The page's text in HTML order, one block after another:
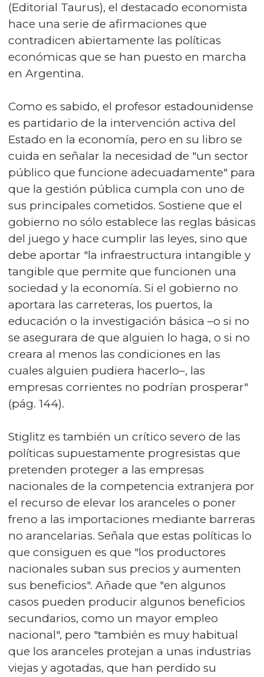
(Editorial Taurus), el destacado economista
hace una serie de afirmaciones que
contradicen abiertamente las políticas
económicas que se han puesto en marcha
en Argentina.
Como es sabido, el profesor estadounidense
es partidario de la intervención activa del
Estado en la economía, pero en su libro se
cuida en señalar la necesidad de "un sector
público que funcione adecuadamente" para
que la gestión pública cumpla con uno de
sus principales cometidos. Sostiene que el
gobierno no sólo establece las reglas básicas
del juego y hace cumplir las leyes, sino que
debe aportar "la infraestructura intangible y
tangible que permite que funcionen una
sociedad y la economía. Si el gobierno no
aportara las carreteras, los puertos, la
educación o la investigación básica –o si no
se asegurara de que alguien lo haga, o si no
creara al menos las condiciones en las
cuales alguien pudiera hacerlo–, las
empresas corrientes no podrían prosperar"
(pág. 144).
Stiglitz es también un crítico severo de las
políticas supuestamente progresistas que
pretenden proteger a las empresas
nacionales de la competencia extranjera por
el recurso de elevar los aranceles o poner
freno a las importaciones mediante barreras
no arancelarias. Señala que estas políticas lo
que consiguen es que "los productores
nacionales suban sus precios y aumenten
sus beneficios". Añade que "en algunos
casos pueden producir algunos beneficios
secundarios, como un mayor empleo
nacional", pero "también es muy habitual
que los aranceles protejan a unas industrias
viejas y agotadas, que han perdido su